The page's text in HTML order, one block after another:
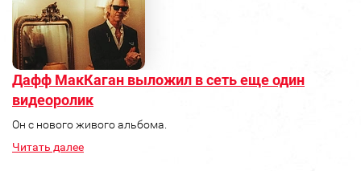
Дафф МакКаган выложил в сеть еще один
видеоролик
Он с нового живого альбома.
Читать далее